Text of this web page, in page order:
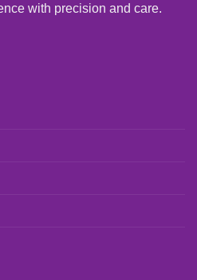
with precision and care.